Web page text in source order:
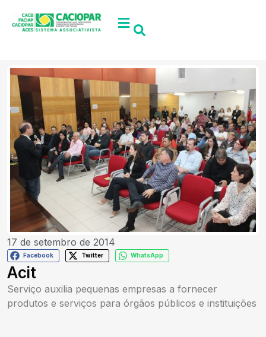
17 de setembro de 2014
Facebook Twitter WhatsApp
Acit
Serviço auxilia pequenas empresas a fornecer
produtos e serviços para órgãos públicos e instituições